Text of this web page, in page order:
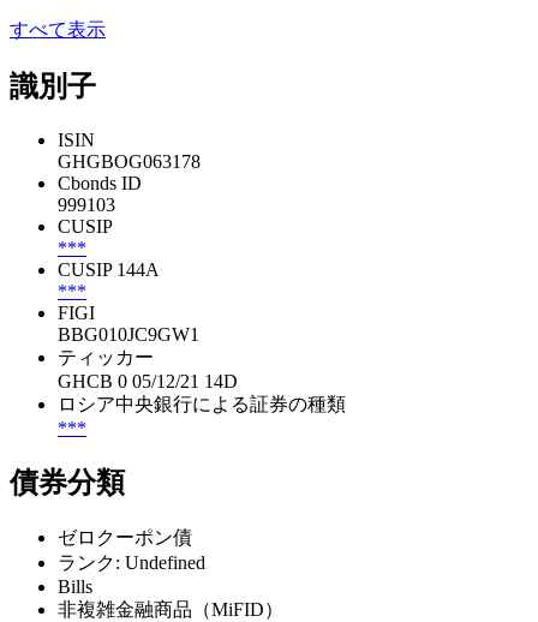
すべて表示
識別子
ISIN
GHGBOG063178
Cbonds ID
999103
CUSIP
***
CUSIP 144A
***
FIGI
BBG010JC9GW1
ティッカー
GHCB 0 05/12/21 14D
ロシア中央銀行による証券の種類
***
債券分類
ゼロクーポン債
ランク: Undefined
Bills
非複雑金融商品（MiFID）